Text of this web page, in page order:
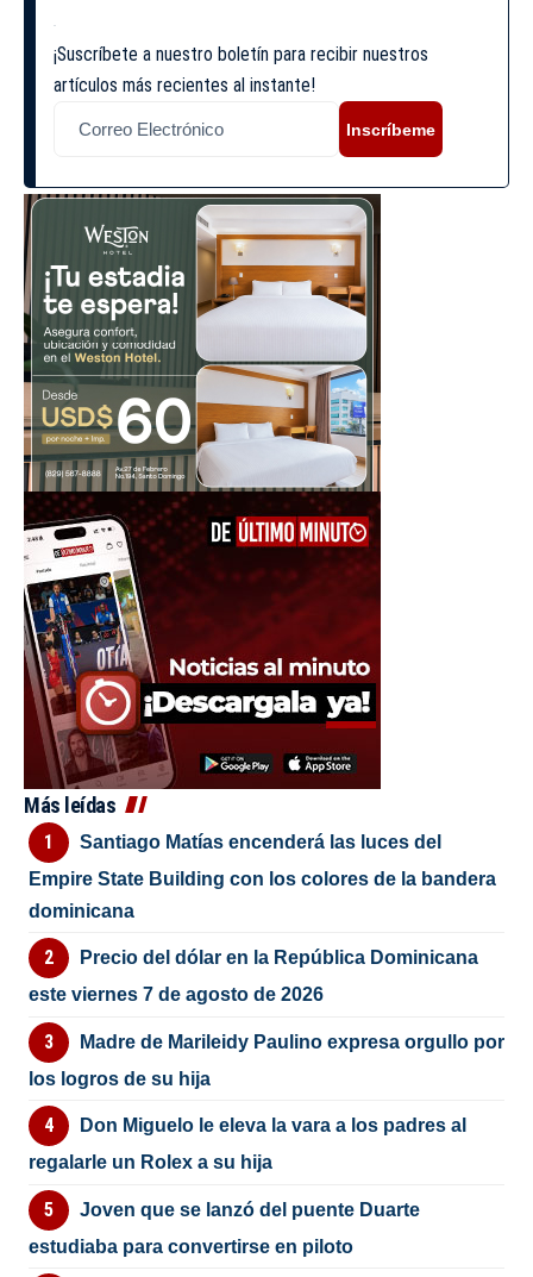
¡Suscríbete a nuestro boletín para recibir nuestros
artículos más recientes al instante!
Inscríbeme
Más leídas
Santiago Matías encenderá las luces del
Empire State Building con los colores de la bandera
dominicana
Precio del dólar en la República Dominicana
este viernes 7 de agosto de 2026
Madre de Marileidy Paulino expresa orgullo por
los logros de su hija
Don Miguelo le eleva la vara a los padres al
regalarle un Rolex a su hija
Joven que se lanzó del puente Duarte
estudiaba para convertirse en piloto